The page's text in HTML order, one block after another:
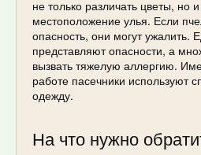
не только различать цветы, но
местоположение улья. Если
опасность, они могут ужалить.
представляют опасности, а
вызвать тяжелую аллергию.
работе пасечники используют
одежду.
На что нужно